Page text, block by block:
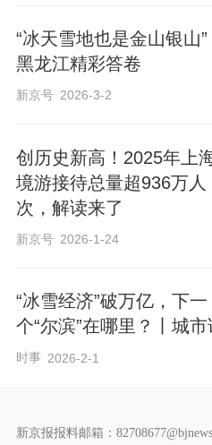
“冰天雪地也是金山银山”
黑龙江精彩答卷
新京号 2026-3-2
创历史新高！2025年上
境游接待总量超936万人
次，解读来了
新京号 2026-1-24
“冰雪经济”破万亿，下一
个“尔滨”在哪里？丨城市
时事 2026-2-1
新京报报料邮箱：